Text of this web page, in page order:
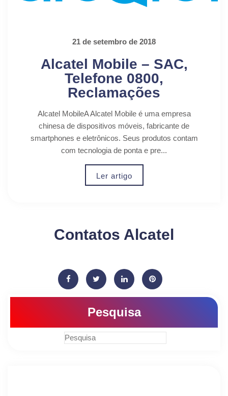
21 de setembro de 2018
Alcatel Mobile – SAC,
Telefone 0800,
Reclamações
Alcatel MobileA Alcatel Mobile é uma empresa
chinesa de dispositivos móveis, fabricante de
smartphones e eletrônicos. Seus produtos contam
com tecnologia de ponta e pre...
Ler artigo
Contatos Alcatel
Pesquisa